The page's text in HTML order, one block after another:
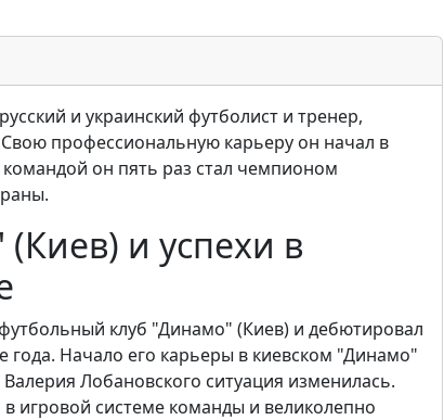
и украинский футболист и тренер,
профессиональную карьеру он начал в
он пять раз стал чемпионом
и успехи в
клуб "Динамо" (Киев) и дебютировал
Начало его карьеры в киевском "Динамо"
Лобановского ситуация изменилась.
игровой системе команды и великолепно